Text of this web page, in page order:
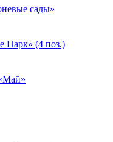
сады»
Парк» (4 поз.)